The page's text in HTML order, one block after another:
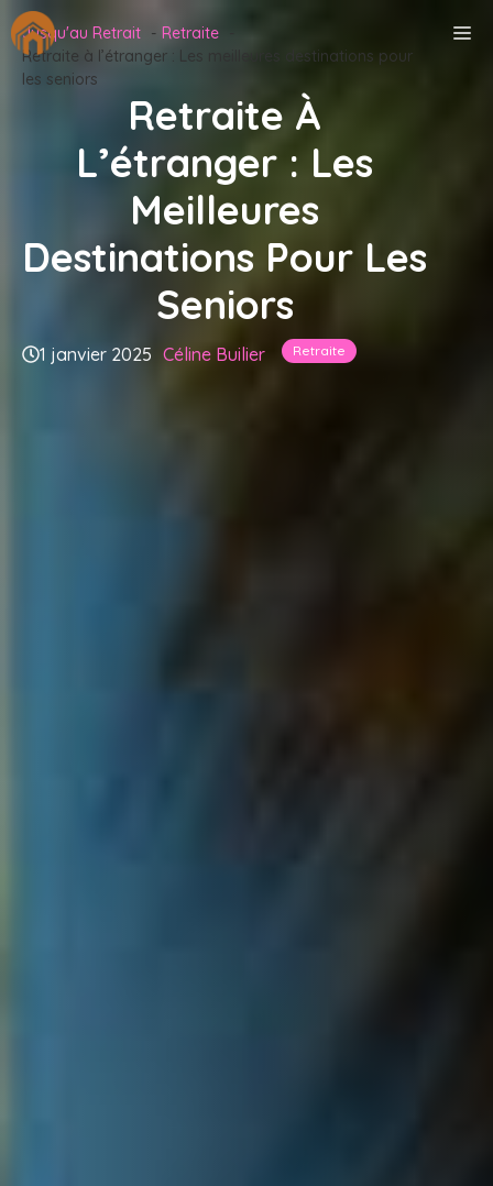
Aller
au
contenu
Jusqu'au Retrait
Retraite
Retraite à l’étranger : Les meilleures destinations pour
les seniors
Retraite À
L’étranger : Les
Meilleures
Destinations Pour Les
Seniors
1 janvier 2025 Céline Builier Retraite